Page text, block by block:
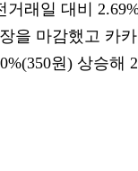
거래일 대비
을 마감했고 카
원) 상승해